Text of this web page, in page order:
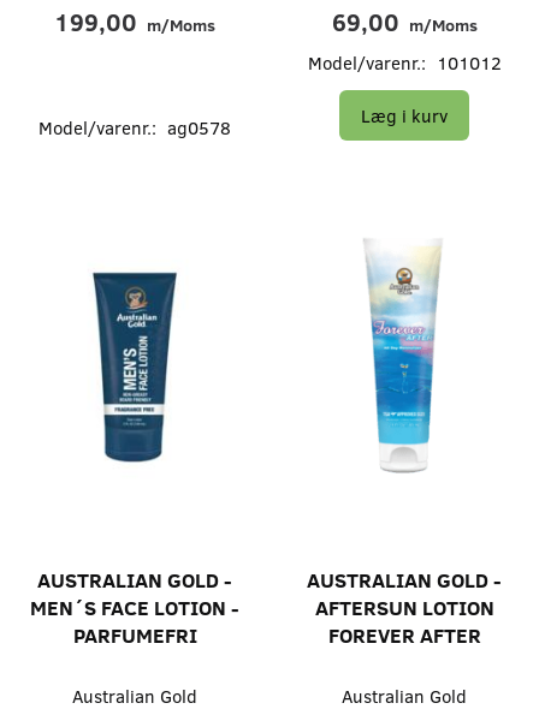
199,00 m/Moms
Model/varenr.: ag0578
69,00 m/Moms
Model/varenr.: 101012
Læg i kurv
AUSTRALIAN GOLD -
MEN´S FACE LOTION -
PARFUMEFRI
Australian Gold
AUSTRALIAN GOLD -
AFTERSUN LOTION
FOREVER AFTER
Australian Gold